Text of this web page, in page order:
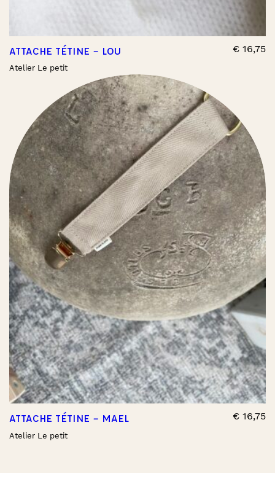
ATTACHE TÉTINE – LOU
Atelier Le petit
€ 16,75
ATTACHE TÉTINE – MAEL
Atelier Le petit
€ 16,75